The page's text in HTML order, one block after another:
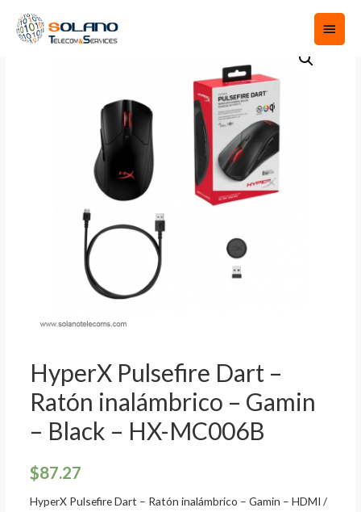
HyperX Pulsefire Dart –
Ratón inalámbrico – Gamin
– Black – HX-MC006B
$87.27
HyperX Pulsefire Dart – Ratón inalámbrico – Gamin – HDMI /